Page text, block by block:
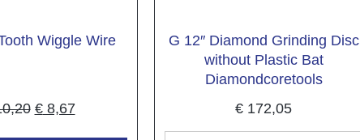
Wiggle Wire
€8,67
G 12″ Diamond Grinding Disc
without Plastic Bat
Diamondcoretools
€ 172,05